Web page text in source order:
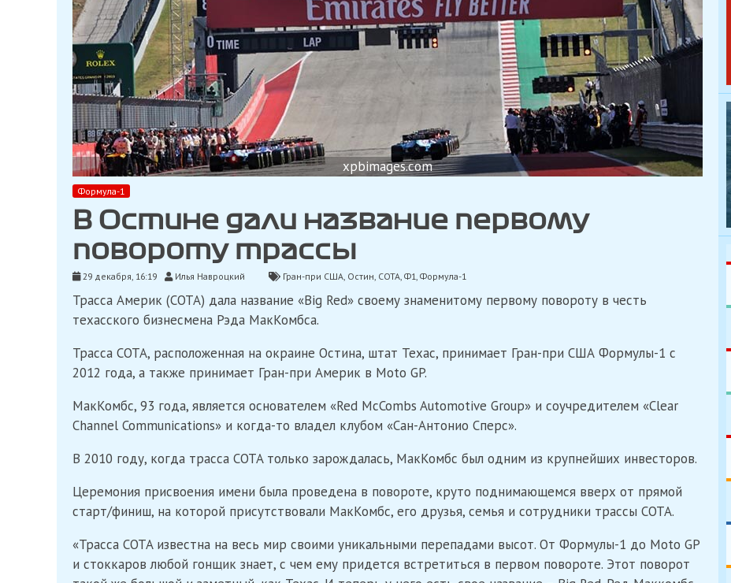
xpbimages.com
Формула-1
В Остине дали название первому
повороту трассы
29 декабря, 16:19 Илья Навроцкий Гран-при США, Остин, СОТА, Ф1, Формула-1
Трасса Америк (СОТА) дала название «Big Red» своему знаменитому первому повороту в честь
техасского бизнесмена Рэда МакКомбса.
Трасса COTA, расположенная на окраине Остина, штат Техас, принимает Гран-при США Формулы-1 с
2012 года, а также принимает Гран-при Америк в Moto GP.
МакКомбс, 93 года, является основателем «Red McCombs Automotive Group» и соучредителем «Clear
Channel Communications» и когда-то владел клубом «Сан-Антонио Сперс».
В 2010 году, когда трасса COTA только зарождалась, МакКомбс был одним из крупнейших инвесторов.
Церемония присвоения имени была проведена в повороте, круто поднимающемся вверх от прямой
старт/финиш, на которой присутствовали МакКомбс, его друзья, семья и сотрудники трассы COTA.
«Трасса COTA известна на весь мир своими уникальными перепадами высот. От Формулы-1 до Moto GP
и стоккаров любой гонщик знает, с чем ему придется встретиться в первом повороте. Этот поворот